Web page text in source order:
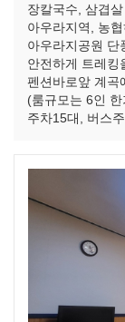
장칼국수, 삼겹
아우라지역, 농
아우라지공원 단
안전하게 트레킹
펜션바로앞 계곡
(룸규모는 6인
주차15대, 버스